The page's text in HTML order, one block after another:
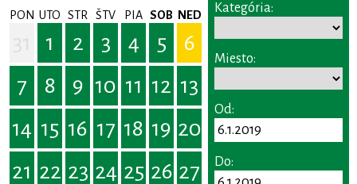
PON UTO STR ŠTV PIA SOB NED
1 2 3 4 5
6
7
8 9 10 11 12 13
14 15 16 17 18 19 20
21 22 23 24 25 26 27
Kategória:
Miesto:
Od:
Do: